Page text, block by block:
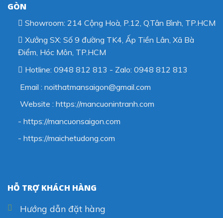
GÒN
Showroom: 214 Cộng Hoà, P.12, Q.Tân Bình, TP.HCM
Xưởng SX: Số 9 đường TK4, Ấp Tiền Lân, Xã Bà
Điểm, Hóc Môn, TP.HCM
Hotline: 0948 812 813 - Zalo: 0948 812 813
Email : noithatmansaigon@gmail.com
Website : https://mancuonintranh.com
- https://mancuonsaigon.com
- https://maichetudong.com
HỖ TRỢ KHÁCH HÀNG
Hướng dẫn đặt hàng